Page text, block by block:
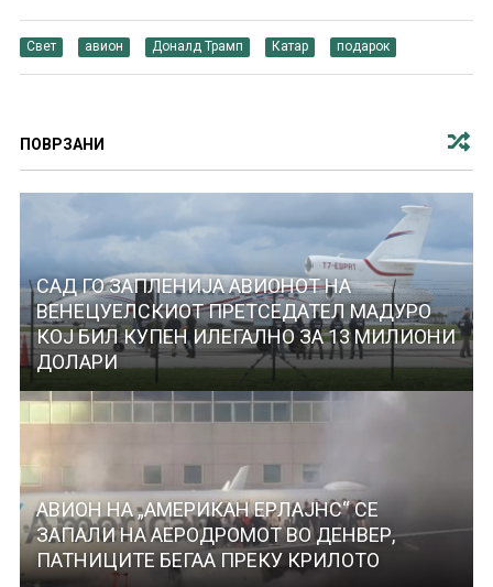
Свет авион Доналд Трамп Катар подарок
ПОВРЗАНИ
САД ГО ЗАПЛЕНИЈА АВИОНОТ НА
ВЕНЕЦУЕЛСКИОТ ПРЕТСЕДАТЕЛ МАДУРО
КОЈ БИЛ КУПЕН ИЛЕГАЛНО ЗА 13 МИЛИОНИ
ДОЛАРИ
АВИОН НА „АМЕРИКАН ЕРЛАЈНС“ СЕ
ЗАПАЛИ НА АЕРОДРОМОТ ВО ДЕНВЕР,
ПАТНИЦИТЕ БЕГАА ПРЕКУ КРИЛОТО